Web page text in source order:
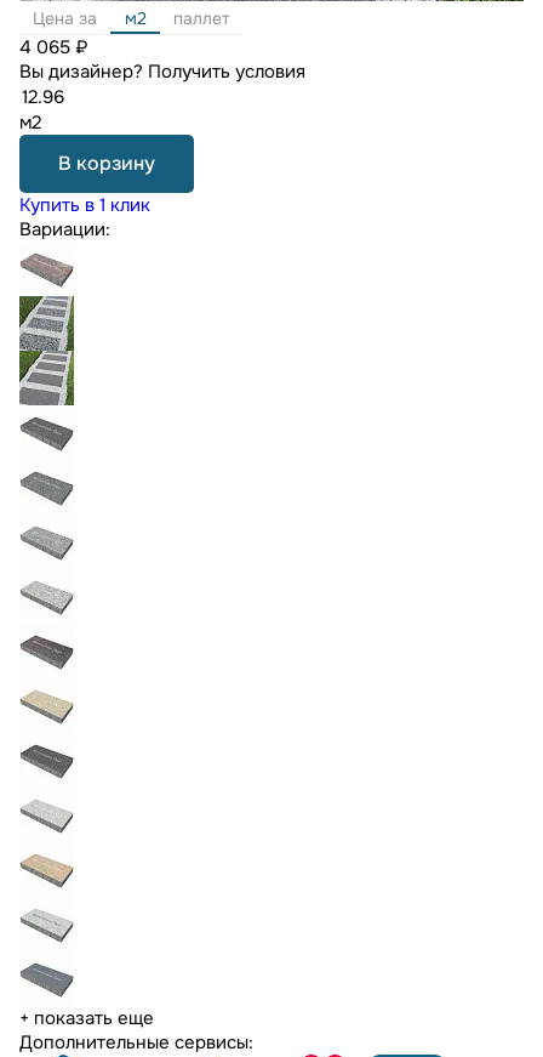
Цена за м2 паллет
4 065 ₽
Вы дизайнер? Получить условия
м2
В корзину
Купить в 1 клик
Вариации:
+ показать еще
Дополнительные сервисы: